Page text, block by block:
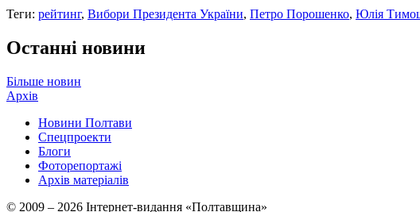
Теги: рейтинг, Вибори Президента України, Петро Порошенко, Юлія
Останні новини
Більше новин
Архів
Новини Полтави
Спецпроекти
Блоги
Фоторепортажі
Архів матеріалів
© 2009 – 2026 Інтернет-видання «Полтавщина»